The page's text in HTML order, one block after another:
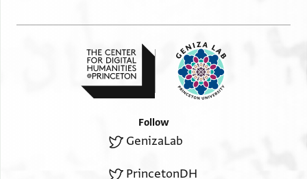
Follow
GenizaLab
PrincetonDH